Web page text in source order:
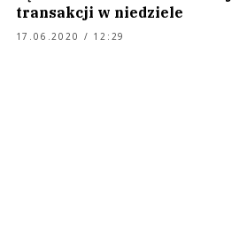
transakcji w niedziele
17.06.2020 / 12:29